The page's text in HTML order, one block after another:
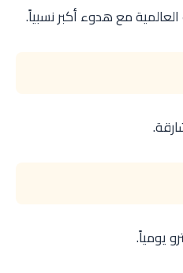
مع هدوء أكبر نسبياً.
يومياً.